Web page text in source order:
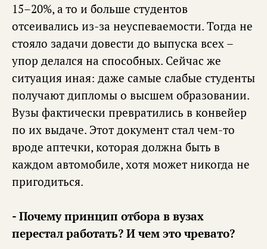
15–20%, а то и больше студентов
отсеивались из-за неуспеваемости. Тогда не
стояло задачи довести до выпуска всех –
упор делался на способных. Сейчас же
ситуация иная: даже самые слабые студенты
получают дипломы о высшем образовании.
Вузы фактически превратились в конвейер
по их выдаче. Этот документ стал чем-то
вроде аптечки, которая должна быть в
каждом автомобиле, хотя может никогда не
пригодиться.
- Почему принцип отбора в вузах
перестал работать? И чем это чревато?